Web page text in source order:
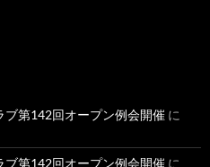
ブ第142回オープン例会開催 に
ブ第142回オープン例会開催 に